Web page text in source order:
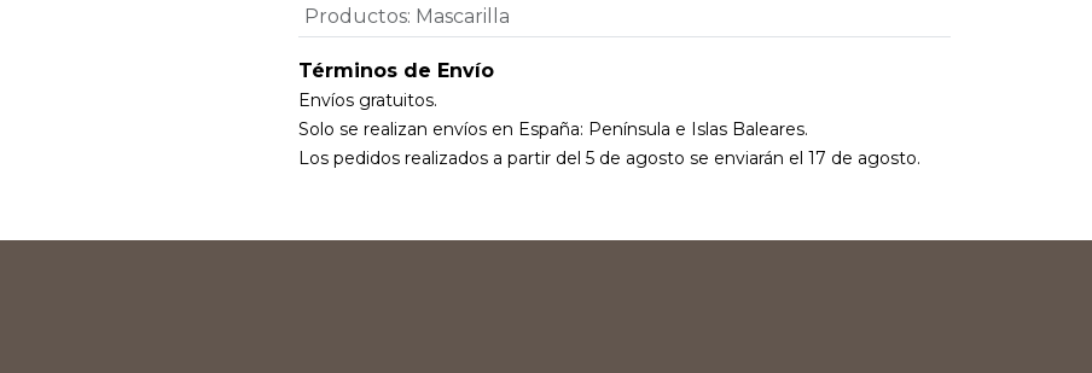
Productos: Mascarilla
Términos de Envío
Envíos gratuitos.
Solo se realizan envíos en España: Península e Islas Baleares.
Los pedidos realizados a partir del 5 de agosto se enviarán el 17 de agosto.